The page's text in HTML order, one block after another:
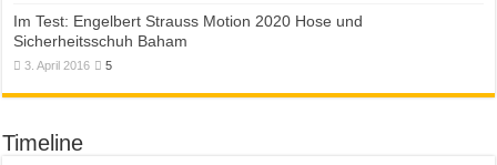
Im Test: Engelbert Strauss Motion 2020 Hose und
Sicherheitsschuh Baham
3. April 2016 5
Timeline